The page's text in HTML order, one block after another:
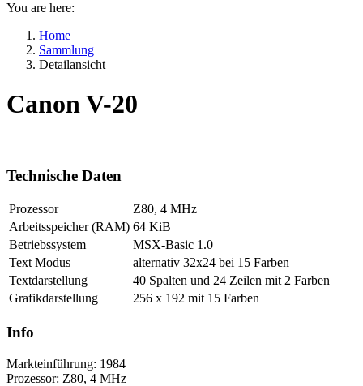
You are here:
Home
Sammlung
Detailansicht
Canon V-20
Technische Daten
Prozessor
Z80, 4 MHz
Arbeitsspeicher (RAM) 64 KiB
Betriebssystem
MSX-Basic 1.0
Text Modus
alternativ 32x24 bei 15 Farben
Textdarstellung
40 Spalten und 24 Zeilen mit 2 Farben
Grafikdarstellung
256 x 192 mit 15 Farben
Info
Markteinführung: 1984
Prozessor: Z80, 4 MHz